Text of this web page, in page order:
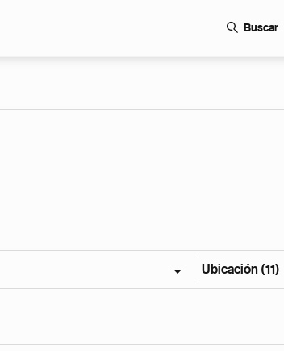
Buscar
Ubicación (11)